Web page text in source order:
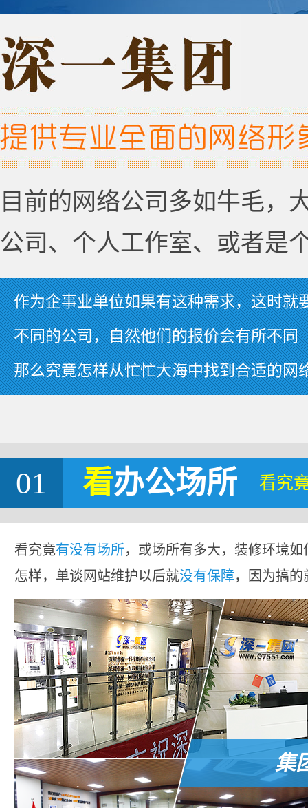
目前的网络公司多如牛毛，
公司、个人工作室、或者是
作为企事业单位如果有这种需求，这时就
不同的公司，自然他们的报价会有所不同
那么究竟怎样从忙忙大海中找到合适的网
01 看办公场所 看究
看究竟有没有场所，或场所有多大，装修环境
怎样，单谈网站维护以后就没有保障，因为搞
集